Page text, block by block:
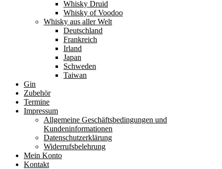
Whisky Druid
Whisky of Voodoo
Whisky aus aller Welt
Deutschland
Frankreich
Irland
Japan
Schweden
Taiwan
Gin
Zubehör
Termine
Impressum
Allgemeine Geschäftsbedingungen und
Kundeninformationen
Datenschutzerklärung
Widerrufsbelehrung
Mein Konto
Kontakt